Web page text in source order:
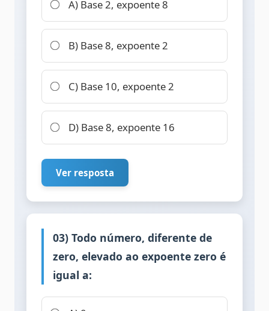
A) Base 2, expoente 8
B) Base 8, expoente 2
C) Base 10, expoente 2
D) Base 8, expoente 16
Ver resposta
03) Todo número, diferente de
zero, elevado ao expoente zero é
igual a: